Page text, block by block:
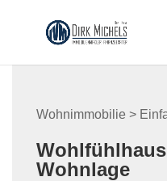
content
Wohnimmobilie >
Wohnlage